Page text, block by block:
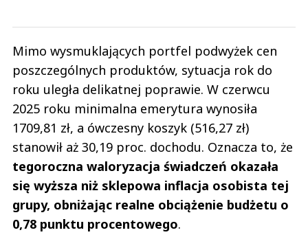
Mimo wysmuklających portfel podwyżek cen
poszczególnych produktów, sytuacja rok do
roku uległa delikatnej poprawie. W czerwcu
2025 roku minimalna emerytura wynosiła
1709,81 zł, a ówczesny koszyk (516,27 zł)
stanowił aż 30,19 proc. dochodu. Oznacza to, że
tegoroczna waloryzacja świadczeń okazała
się wyższa niż sklepowa inflacja osobista tej
grupy, obniżając realne obciążenie budżetu o
0,78 punktu procentowego.